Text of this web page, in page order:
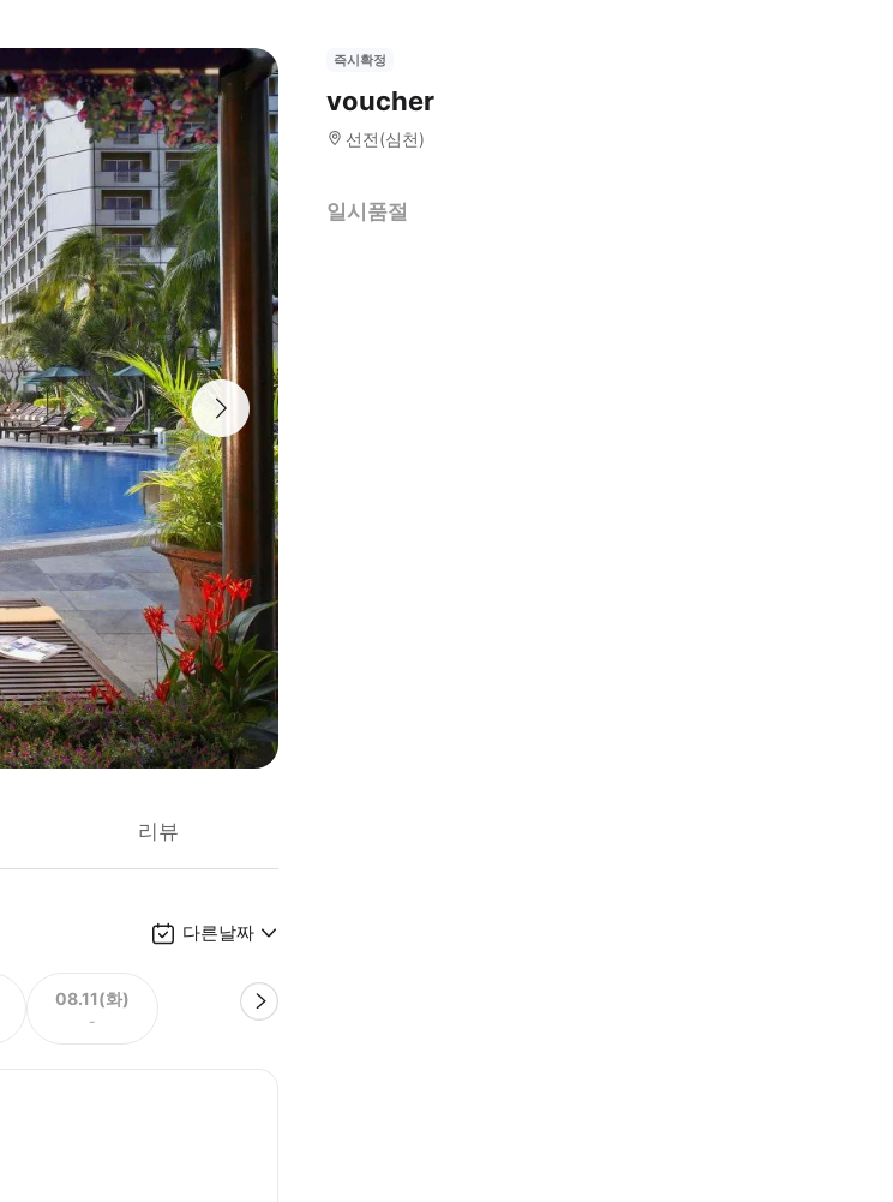
리뷰
다른날짜
08.11(화)
-
즉시확정
voucher
선전(심천)
일시품절